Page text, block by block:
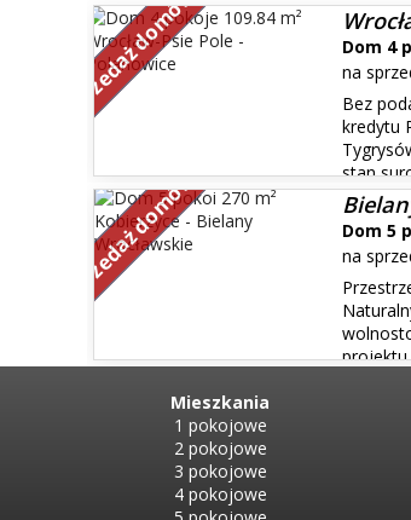
nieużytkowym poddaszem. W
garaż, kotłownia, salon z kuc...
Sprzedaż domów Dom 4
na
Bez
kredytu
stan
- pompa ciepła - ogrzewanie
...
Sprzedaż domów Dom 5
na
projektu
posadowiony na działce o pow. 1072
Mieszkania
1 pokojowe
2 pokojowe
3 pokojowe
4 pokojowe